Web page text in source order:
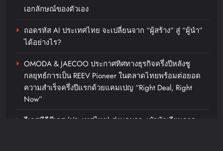
ระดับมาสเตอร์พีซคอลเลกชัน
แรก รังสรรค์ “ผ้าลายน้ำไหล” สู่ชิ้น
ภูมิปัญญาท้องถิ่นสู่สุนทรียภาพระดับ
สากล
chillandfin 8 hours ago 0
เอกลักษณ์ของตัวเอง
ถอดรหัส AI ประเทศไทย จะเปลี่ยนจาก “ผู้สร้าง” สู่ “ผู้นำ”
ได้อย่างไร?
OMODA & JAECOO ประกาศทิศทางธุรกิจครึ่งปีหลังชู
กลยุทธ์การเป็น REEV Pioneer ในตลาดไทยพร้อมต่อยอด
ความสำเร็จครึ่งปีแรกด้วยแคมเปญ “Right Deal, Right
Now”
วีเอสทีอีซีเอส (ประเทศไทย) ส่งมอบกระเป๋านักเรียนจาก